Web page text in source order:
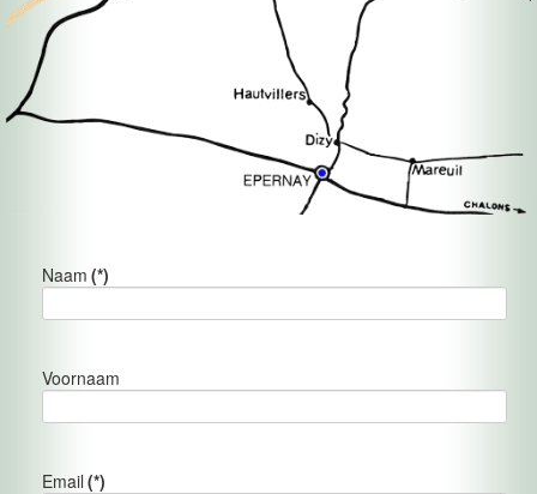
Naam (*)
Voornaam
Email (*)